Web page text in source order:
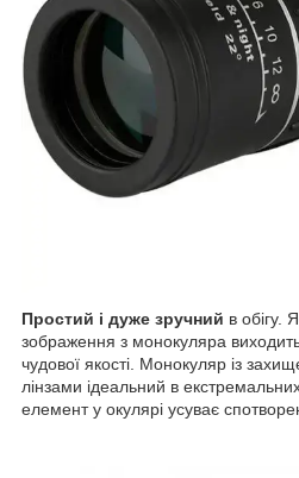
Простий і дуже зручний в обігу.
зображення з монокуляра
чудової якості. Монокуляр із
лінзами ідеальний в
елемент у окулярі усуває